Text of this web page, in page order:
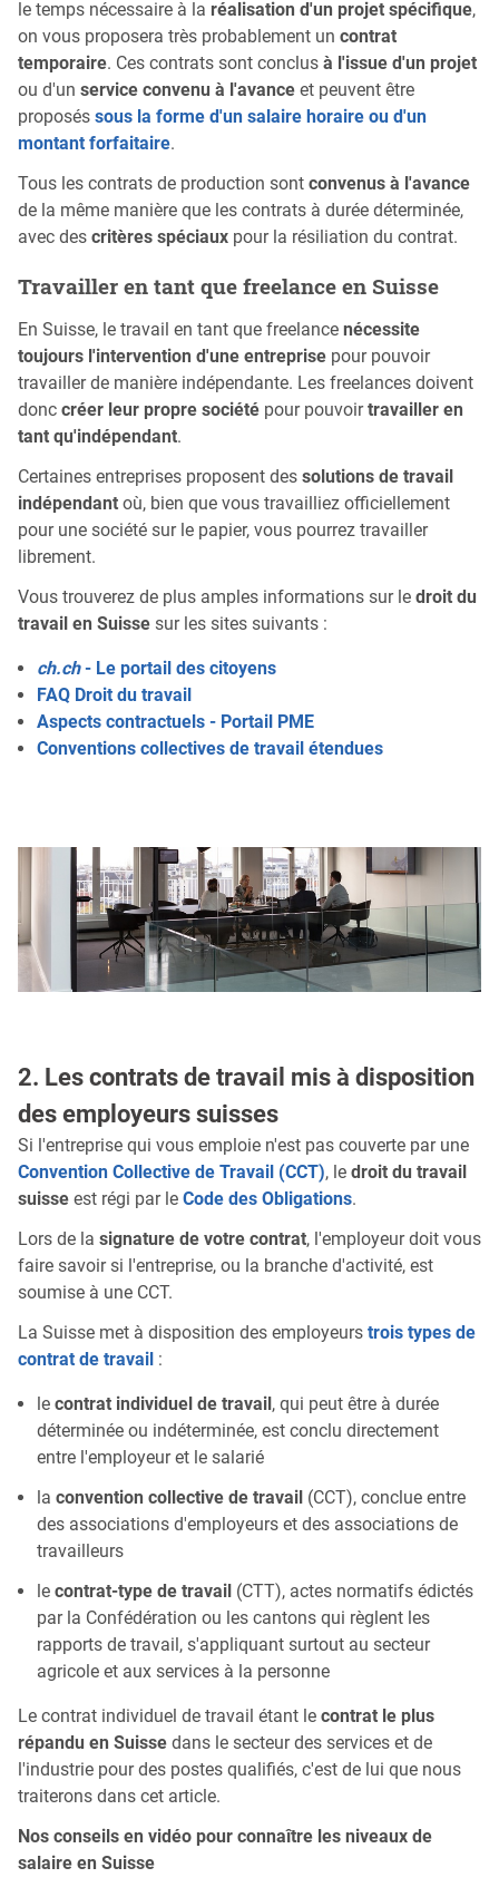
le temps nécessaire à la réalisation d'un projet spécifique,
on vous proposera très probablement un contrat
temporaire. Ces contrats sont conclus à l'issue d'un projet
ou d'un service convenu à l'avance et peuvent être
proposés sous la forme d'un salaire horaire ou d'un
montant forfaitaire.
Tous les contrats de production sont convenus à l'avance
de la même manière que les contrats à durée déterminée,
avec des critères spéciaux pour la résiliation du contrat.
Travailler en tant que freelance en Suisse
En Suisse, le travail en tant que freelance nécessite
toujours l'intervention d'une entreprise pour pouvoir
travailler de manière indépendante. Les freelances doivent
donc créer leur propre société pour pouvoirtravailler en
tant qu'indépendant.
Certaines entreprises proposent des solutions de travail
indépendant où, bien que vous travailliez officiellement
pour une société sur le papier, vous pourrez travailler
librement.
Vous trouverez de plus amples informations sur le droit du
travail en Suisse sur les sites suivants :
ch.ch- Le portail des citoyens
FAQ Droit du travail
Aspects contractuels - Portail PME
Conventions collectives de travail étendues
2. Les contrats de travail mis à disposition
des employeurs suisses
Si l'entreprise qui vous emploie n'est pas couverte par une
Convention Collective de Travail (CCT), le droit du travail
suisse est régi par le Code des Obligations.
Lors de la signature de votre contrat, l'employeur doit vous
faire savoir si l'entreprise, ou la branche d'activité, est
soumise à une CCT.
La Suisse met à disposition des employeurs trois types de
contrat de travail :
le contrat individuel de travail, qui peut être à durée
déterminée ou indéterminée, est conclu directement
entre l'employeur et le salarié
la convention collective de travail (CCT), conclue entre
des associations d'employeurs et des associations de
travailleurs
le contrat-type de travail (CTT), actes normatifs édictés
par la Confédération ou les cantons qui règlent les
rapports de travail, s'appliquant surtout au secteur
agricole et aux services à la personne
Le contrat individuel de travail étant le contrat le plus
répandu en Suisse dans le secteur des services et de
l'industrie pour des postes qualifiés, c'est de lui que nous
traiterons dans cet article.
Nos conseils en vidéo pour connaître les niveaux de
salaire en Suisse